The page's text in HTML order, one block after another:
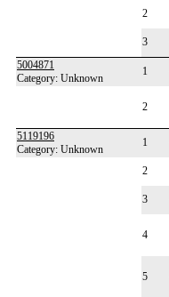
2
3
5004871
Category: Unknown
1
2
5119196
Category: Unknown
1
2
3
4
5